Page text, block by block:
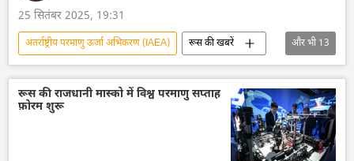
25 सितंबर 2025, 19:31
अंतर्राष्ट्रीय परमाणु ऊर्जा अभिकरण (IAEA)
रूस की खबरें
रूस
रूस का विकास
व्लादिमीर पुतिन
विज्ञान एवं प्रौद्योगिकी
परमाणु ऊर्जा
परमाणु संयंत्र
और भी13
रूस की राजधानी मास्को में विश्व परमाणु सप्ताह
फ़ोरम शुरू